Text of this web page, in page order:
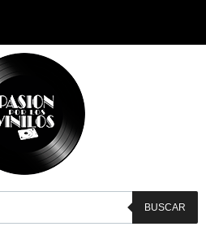
BUSCAR